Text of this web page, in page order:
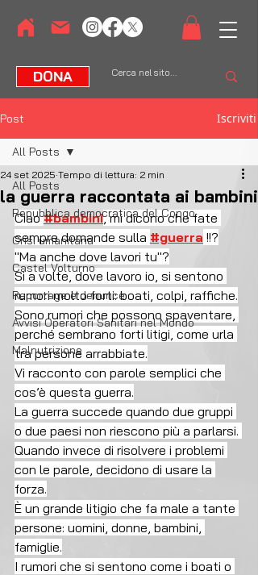
DONA
Post Iscriviti
All Posts
Repubblica democratica del Congo
Crisi umanitaria
Castel Volturno
Reportage e denunce
Avvisi Operatori Sanitari nel Mondo
Malnutrizione
All Posts
la guerra raccontata ai bambini
24 set 2025 Tempo di lettura: 2 min
Ciao #bambini, mi dicono che fate
sempre domande sulla #guerra !!?
"Ma anche dove lavori tu"?
Si a volte, dove lavoro io, si sentono
rumori molto forti: boati, colpi, raffiche.
Sono rumori che possono spaventare,
perché sembrano forti litigi, come urla
tra persone arrabbiate.
Vi racconto con parole semplici che
cos’è questa guerra.
La guerra succede quando due gruppi
o due paesi non riescono più a parlarsi.
Quando invece di risolvere i problemi
con le parole, decidono di usare la
forza.
È un grande litigio che fa male a tante
persone: uomini, donne, bambini,
famiglie.
I rumori che si sentono come i boati o